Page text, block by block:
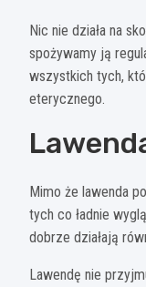
Nic nie działa na
spożywamy ją
wszystkich tych,
eterycznego.
Mimo że lawenda
tych co ładnie
dobrze działają
Lawendę nie